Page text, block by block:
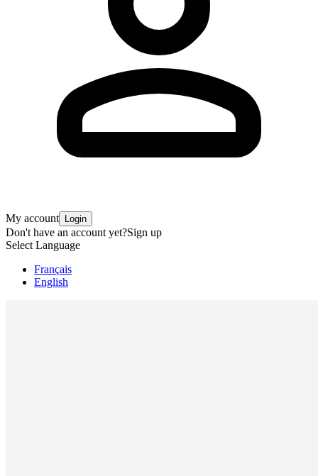
My account Login
Don't have an account yet?Sign up
Select Language
Français
English